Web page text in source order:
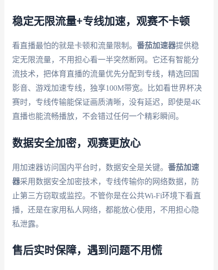
稳定无限流量+专线加速，观赛不卡顿
看直播最怕的就是卡顿和流量限制。 番茄加速器提供稳
定无限流量，不用担心看一半突然断网。它还有智能分
流技术，把体育直播的流量优先分配到专线，精选回国
影音、游戏加速专线，独享100M带宽。比如看世界杯决
赛时，专线传输能保证画质清晰，没有延迟，即使是4K
直播也能流畅播放，不会错过任何一个精彩瞬间。
数据安全加密，观赛更放心
用加速器访问国内平台时，数据安全是关键。 番茄加速
器采用数据安全加密技术，专线传输你的网络数据，防
止第三方窃取或监控。不管你是在公共Wi-Fi环境下看直
播，还是在家用私人网络，都能放心使用，不用担心隐
私泄露。
售后实时保障，遇到问题不用慌